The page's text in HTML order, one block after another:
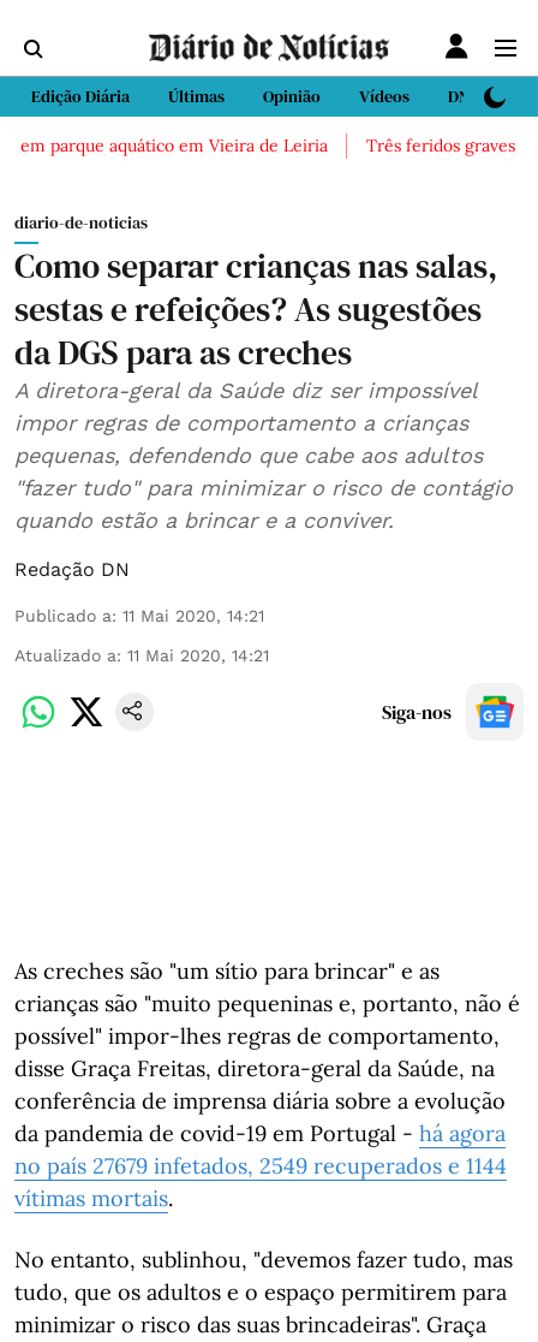
Edição Diária Últimas Opinião Vídeos DN Sport
parque aquático em Vieira de Leiria Três feridos graves
diario-de-noticias
Como separar crianças nas salas,
sestas e refeições? As sugestões
da DGS para as creches
A diretora-geral da Saúde diz ser impossível
impor regras de comportamento a crianças
pequenas, defendendo que cabe aos adultos
"fazer tudo" para minimizar o risco de contágio
quando estão a brincar e a conviver.
Redação DN
Publicado a: 11 Mai 2020, 14:21
Atualizado a: 11 Mai 2020, 14:21
Siga-nos
As creches são "um sítio para brincar" e as
crianças são "muito pequeninas e, portanto, não é
possível" impor-lhes regras de comportamento,
disse Graça Freitas, diretora-geral da Saúde, na
conferência de imprensa diária sobre a evolução
da pandemia de covid-19 em Portugal - há agora
no país 27679 infetados, 2549 recuperados e 1144
vítimas mortais.
No entanto, sublinhou, "devemos fazer tudo, mas
tudo, que os adultos e o espaço permitirem para
minimizar o risco das suas brincadeiras". Graça